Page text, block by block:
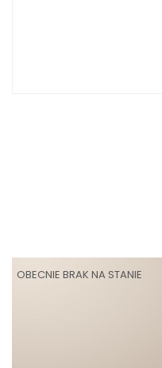
OBECNIE BRAK NA STANIE